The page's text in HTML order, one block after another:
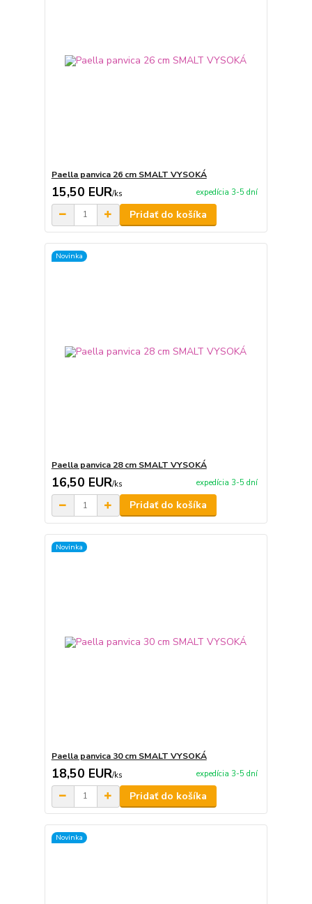
Paella panvica 26 cm SMALT VYSOKÁ
15,50 EUR/ks expedícia 3-5 dní
Pridať do košíka
Novinka
Paella panvica 28 cm SMALT VYSOKÁ
16,50 EUR/ks expedícia 3-5 dní
Pridať do košíka
Novinka
Paella panvica 30 cm SMALT VYSOKÁ
18,50 EUR/ks expedícia 3-5 dní
Pridať do košíka
Novinka